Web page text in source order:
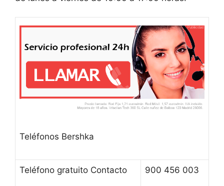
Teléfonos Bershka
Teléfono gratuito Contacto 900 456 003